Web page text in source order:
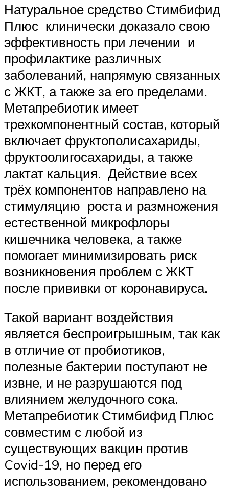
Натуральное средство Стимбифид
Плюс клинически доказало свою
эффективность при лечении и
профилактике различных
заболеваний, напрямую связанных
с ЖКТ, а также за его пределами.
Метапребиотик имеет
трехкомпонентный состав, который
включает фруктополисахариды,
фруктоолигосахариды, а также
лактат кальция. Действие всех
трёх компонентов направлено на
стимуляцию роста и размножения
естественной микрофлоры
кишечника человека, а также
помогает минимизировать риск
возникновения проблем с ЖКТ
после прививки от коронавируса.
Такой вариант воздействия
является беспроигрышным, так как
в отличие от пробиотиков,
полезные бактерии поступают не
извне, и не разрушаются под
влиянием желудочного сока.
Метапребиотик Стимбифид Плюс
совместим с любой из
существующих вакцин против
Covid-19, но перед его
использованием, рекомендовано